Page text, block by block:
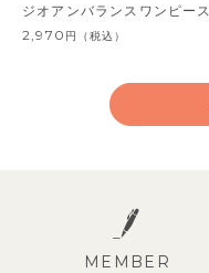
ジオアンバランスワンピース
2,970 円 （税込）
MEMBER